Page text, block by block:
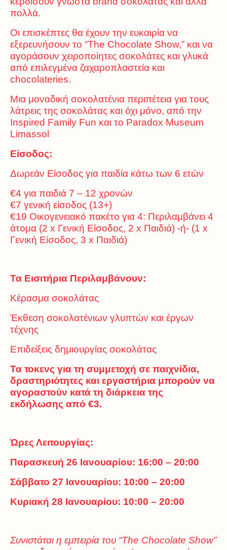
πολλά.
Οι επισκέπτες θα έχουν την ευκαιρία να
εξερευνήσουν το “The Chocolate Show,” και να
αγοράσουν χειροποίητες σοκολάτες και γλυκά
από επιλεγμένα ζαχαροπλαστεία και
chocolateries.
Μια μοναδική σοκολατένια περιπέτεια για τους
λάτρεις της σοκολάτας και όχι μόνο, από την
Inspired Family Fun και το Paradox Museum
Limassol
Είσοδος:
Δωρεάν Είσοδος για παιδία κάτω των 6 ετών
€4 για παιδιά 7 – 12 χρονών
€7 γενική είσοδος (13+)
€19 Οικογενειακό πακέτο για 4: Περιλαμβάνει 4
άτομα (2 x Γενική Είσοδος, 2 x Παιδιά) -ή- (1 x
Γενική Είσοδος, 3 x Παιδιά)
Τα Εισιτήρια Περιλαμβάνουν:
Κέρασμα σοκολάτας
Έκθεση σοκολατένιων γλυπτών και έργων
τέχνης
Επιδείξεις δημιουργίας σοκολάτας
Τα τοκενς για τη συμμετοχή σε παιχνίδια,
δραστηριότητες και εργαστήρια μπορούν να
αγοραστούν κατά τη διάρκεια της
εκδήλωσης από €3.
Ώρες Λειτουργίας:
Παρασκευή 26 Ιανουαρίου: 16:00 – 20:00
Σάββατο 27 Ιανουαρίου: 10:00 – 20:00
Κυριακή 28 Ιανουαρίου: 10:00 – 20:00
Συνιστάται η εμπειρία του “The Chocolate Show”